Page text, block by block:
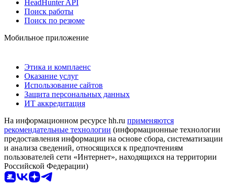
HeadHunter API
Поиск работы
Поиск по резюме
Мобильное приложение
Этика и комплаенс
Оказание услуг
Использование сайтов
Защита персональных данных
ИТ аккредитация
На информационном ресурсе hh.ru применяются
рекомендательные технологии (информационные технологии
предоставления информации на основе сбора, систематизации
и анализа сведений, относящихся к предпочтениям
пользователей сети «Интернет», находящихся на территории
Российской Федерации)